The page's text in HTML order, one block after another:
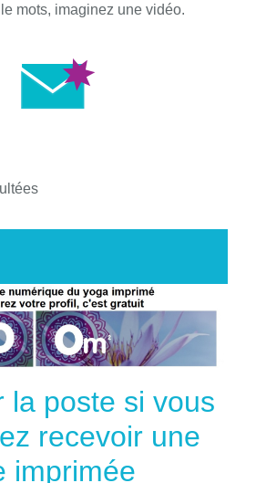
mots, imaginez une vidéo.
la poste si vous
recevoir une
imprimée